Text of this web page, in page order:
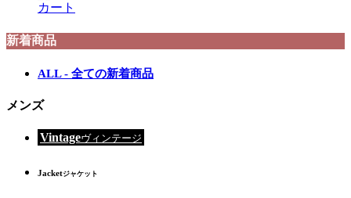
カート
新着商品
ALL - 全ての新着商品
メンズ
Vintageヴィンテージ
Jacketジャケット